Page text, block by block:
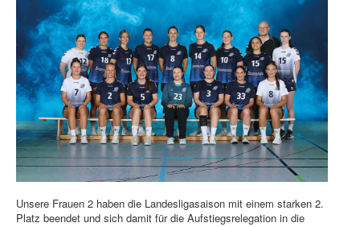
Unsere Frauen 2 haben die Landesligasaison mit einem starken 2.
Platz beendet und sich damit für die Aufstiegsrelegation in die